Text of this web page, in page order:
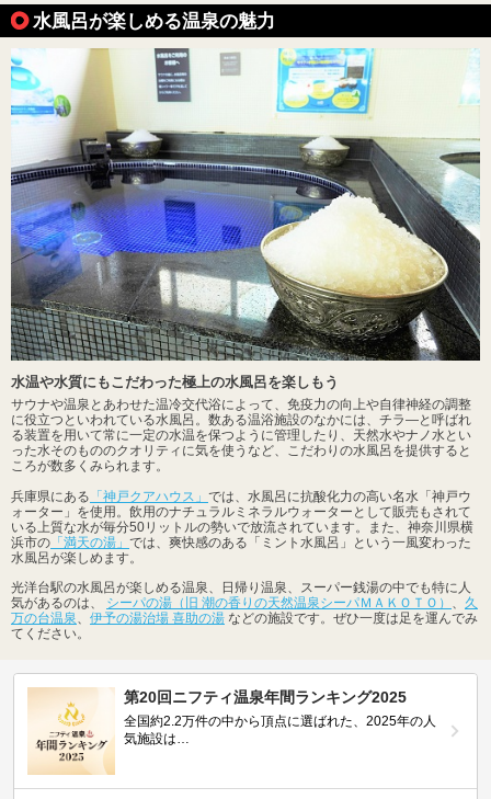
水風呂が楽しめる温泉の魅力
水温や水質にもこだわった極上の水風呂を楽しもう
サウナや温泉とあわせた温冷交代浴によって、免疫力の向上や自律神経の調整
に役立つといわれている水風呂。数ある温浴施設のなかには、チラ―と呼ばれ
る装置を用いて常に一定の水温を保つように管理したり、天然水やナノ水とい
った水そのもののクオリティに気を使うなど、こだわりの水風呂を提供すると
ころが数多くみられます。
兵庫県にある 「神戸クアハウス」 では、水風呂に抗酸化力の高い名水「神戸ウ
ォーター」を使用。飲用のナチュラルミネラルウォーターとして販売もされて
いる上質な水が毎分50リットルの勢いで放流されています。また、神奈川県横
浜市の 「満天の湯」 では、爽快感のある「ミント水風呂」という一風変わった
水風呂が楽しめます。
光洋台駅の水風呂が楽しめる温泉、日帰り温泉、スーパー銭湯の中でも特に人
気があるのは、 シーパの湯（旧 潮の香りの天然温泉シーパＭＡＫＯＴＯ）
久
万の台温泉
伊予の湯治場 喜助の湯 などの施設です。ぜひ一度は足を運んでみ
てください。
第20回ニフティ温泉年間ランキング2025
全国約2.2万件の中から頂点に選ばれた、2025年の人
気施設は…